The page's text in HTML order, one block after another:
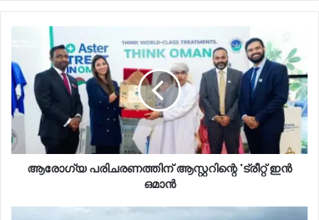
ആരോഗ്യ പരിചരണത്തിന്‌ ആസ്റ്ററിന്റെ 'ട്രീറ്റ് ഇൻ
ഒമാൻ